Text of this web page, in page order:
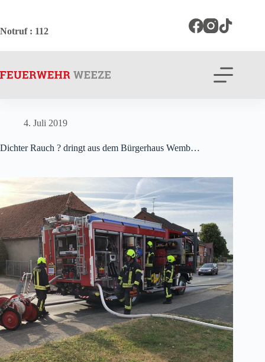
springen
Notruf: 112
4. Juli 2019
Dichter Rauch ? dringt aus dem Bürgerhaus Wemb…